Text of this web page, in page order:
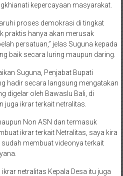
kepercayaan masyarakat.
proses demokrasi di tingkat
praktis hanya akan merusak
persatuan,” jelas Suguna kepada
baik secara luring maupun daring.
Suguna, Penjabat Bupati
hadir secara langsung mengatakan
digelar oleh Bawaslu Bali, di
juga ikrar terkait netralitas.
Non ASN dan termasuk
ikrar terkait Netralitas, saya kira
membuat videonya terkait
netralitas Kepala Desa itu juga